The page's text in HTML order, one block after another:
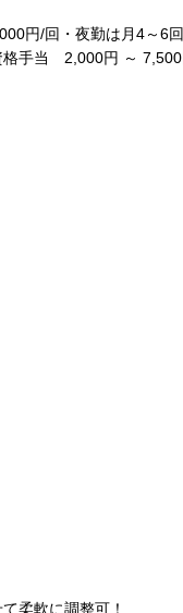
円/回・夜勤は月4～6回
手当 2,000円 ～ 7,500
柔軟に調整可！